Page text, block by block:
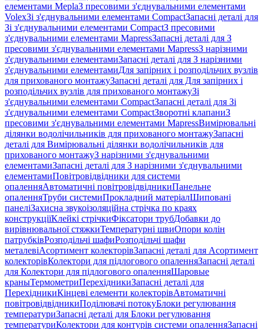
елементами MeplaЗ пресовими з'єднувальними елементами
VolexЗі з'єднувальними елементами CompactЗапасні деталі для
Зі з'єднувальними елементами CompactЗ пресовими
з'єднувальними елементами MapressЗапасні деталі для З
пресовими з'єднувальними елементами MapressЗ нарізними
з'єднувальними елементамиЗапасні деталі для З нарізними
з'єднувальними елементамиДля запірних і розподільчих вузлів
для прихованого монтажуЗапасні деталі для Для запірних і
розподільчих вузлів для прихованого монтажуЗі
з'єднувальними елементами CompactЗапасні деталі для Зі
з'єднувальними елементами CompactЗворотні клапаниЗ
пресовими з'єднувальними елементами MapressВимірювальні
ділянки водолічильників для прихованого монтажуЗапасні
деталі для Вимірювальні ділянки водолічильників для
прихованого монтажуЗ нарізними з'єднувальними
елементамиЗапасні деталі для З нарізними з'єднувальними
елементамиПовітровідвідники для системи
опаленняАвтоматичні повітровідвідникиПанельне
опаленняТруби системиПрокладний матеріалШиповані
панеліЗахисна звукоізоляційна стрічка по краях
конструкціїКлейкі стрічкиФіксатори трубДобавки до
вирівнювальної стяжкиТемпературні швиОпори колін
патрубківРозподільчі шафиРозподільчі шафи
металевіАсортимент колекторівЗапасні деталі для Асортимент
колекторівКолектори для підлогового опаленняЗапасні деталі
для Колектори для підлогового опаленняШаровые
краныТермометриПерехідникиЗапасні деталі для
ПерехідникиКінцеві елементи колекторівАвтоматичні
повітровідвідникиПоділювачі потокуБлоки регулювання
температуриЗапасні деталі для Блоки регулювання
температуриКолектори для контурів системи опаленняЗапасні